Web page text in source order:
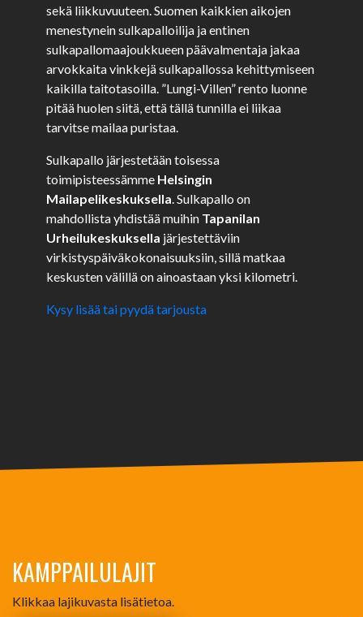
sekä liikkuvuuteen. Suomen kaikkien aikojen
menestynein sulkapalloilija ja entinen
sulkapallomaajoukkueen päävalmentaja jakaa
arvokkaita vinkkejä sulkapallossa kehittymiseen
kaikilla taitotasoilla. ”Lungi-Villen” rento luonne
pitää huolen siitä, että tällä tunnilla ei liikaa
tarvitse mailaa puristaa.
Sulkapallo järjestetään toisessa
toimipisteessämme Helsingin
Mailapelikeskuksella. Sulkapallo on
mahdollista yhdistää muihin Tapanilan
Urheilukeskuksella järjestettäviin
virkistyspäiväkokonaisuuksiin, sillä matkaa
keskusten välillä on ainoastaan yksi kilometri.
Kysy lisää tai pyydä tarjousta
KAMPPAILULAJIT
Klikkaa lajikuvasta lisätietoa.